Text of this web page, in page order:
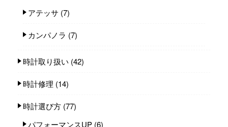
アテッサ (7)
カンパノラ (7)
時計取り扱い (42)
時計修理 (14)
時計選び方 (77)
パフォーマンスUP (6)